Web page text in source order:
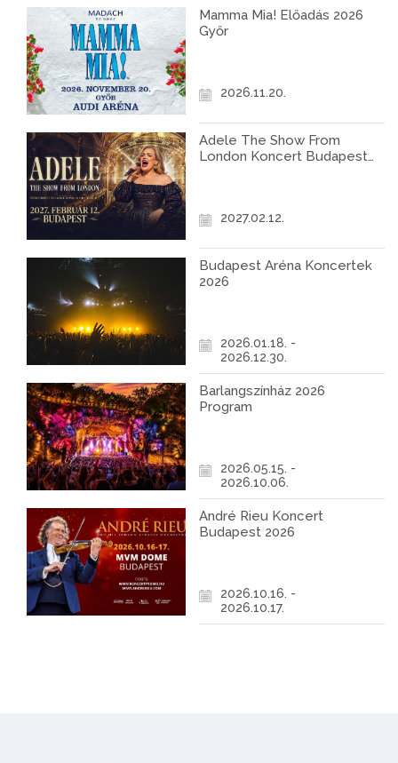
Mamma Mia! Előadás 2026
Győr
2026.11.20.
Adele The Show From
London Koncert Budapest
2027.02.12.
Budapest Aréna Koncertek
2026
2026.01.18. -
2026.12.30.
Barlangszínház 2026
Program
2026.05.15. -
2026.10.06.
André Rieu Koncert
Budapest 2026
2026.10.16. -
2026.10.17.